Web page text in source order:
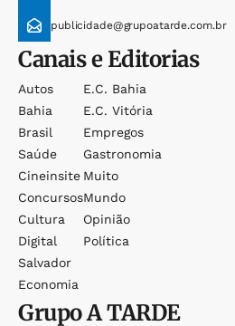
publicidade@grupoatarde.com.br
Canais e Editorias
Autos
Bahia
Brasil
Saúde
Cineinsite
Concursos
Cultura
Digital
Salvador
Economia
E.c. Bahia
E.c. Vitória
Empregos
Gastronomia
Muito
Mundo
Opinião
Política
GrupoA TARDE